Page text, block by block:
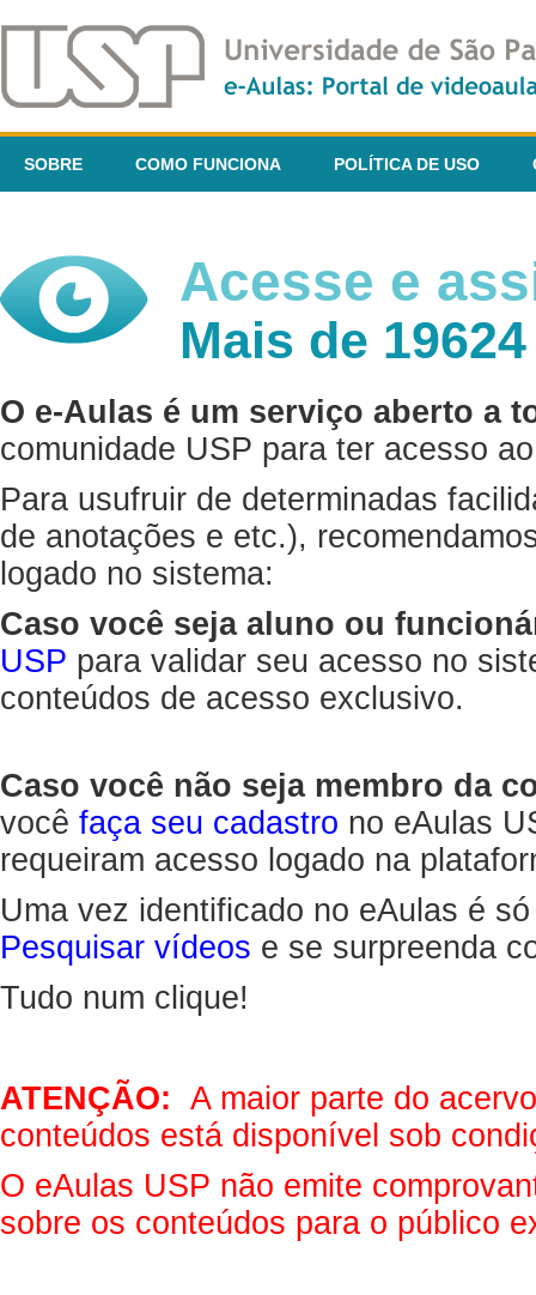
SOBRE COMO FUNCIONA POLÍTICA DE USO
Acesse e
Mais de
O e-Aulas é um serviço aberto a
comunidade USP para ter acesso
Para usufruir de determinadas
de anotações e etc.),
logado no sistema:
Caso você seja aluno ou
USP para validar seu acesso no
conteúdos de acesso exclusivo.
Caso você não seja membro da
você faça seu cadastro no eAulas
requeiram acesso logado na
Uma vez identificado no eAulas é
Pesquisar vídeos e se surpreenda
Tudo num clique!
ATENÇÃO: A maior parte do
conteúdos está disponível sob
O eAulas USP não emite
sobre os conteúdos para o público